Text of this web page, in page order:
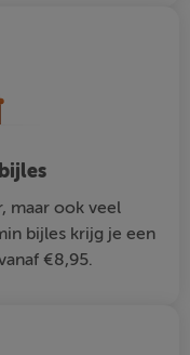
maar ook veel
bijles krijg je een
€8,95.